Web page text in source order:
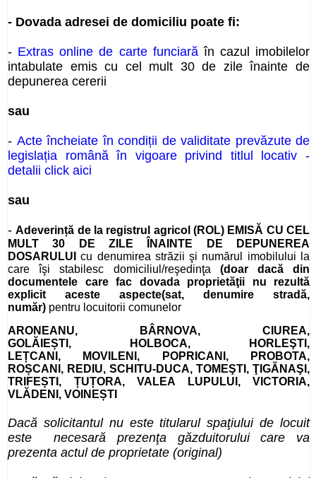
- Dovada adresei de domiciliu poate fi:
- Extras online de carte funciarăîn cazul imobilelor
intabulate emis cu cel mult 30 de zile înainte de
depunerea cererii
sau
- Acte încheiate în condiții de validitate prevăzute de
legislația română în vigoare privind titlul locativ -
detalii click aici
sau
-Adeverință de la registrul agricol (ROL) EMISĂ CU CEL
MULT 30 DE ZILE ÎNAINTE DE DEPUNEREA
DOSARULUIcu denumirea străzii şi numărul imobilului la
care îşi stabilesc domiciliul/reşedinţa (doar dacă din
documentele care fac dovada proprietăţii nu rezultă
explicit aceste aspecte(sat, denumire stradă,
număr) pentru locuitorii comunelor
ARONEANU, BÂRNOVA, CIUREA,
GOLĂIEȘTI,
HOLBOCA,
HORLEŞTI,
LEȚCANI,
MOVILENI, POPRICANI, PROBOTA,
ROȘCANI, REDIU, SCHITU-DUCA, TOMEŞTI, ŢIGĂNAŞI,
TRIFEȘTI, ȚUȚORA, VALEA LUPULUI, VICTORIA,
VLĂDENI, VOINEȘTI
Dacă solicitantul nu este titularul spaţiului de locuit
este necesară prezenţa găzduitorului care va
prezenta actul de proprietate (original)